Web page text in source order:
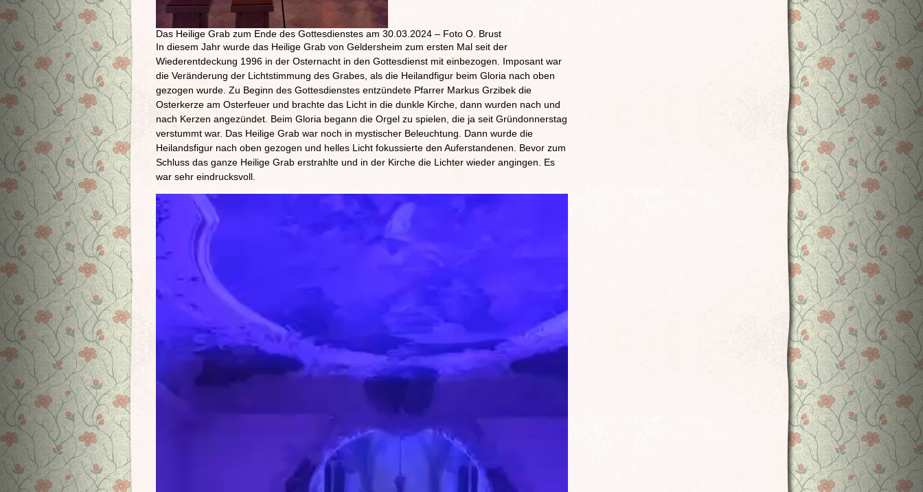
Das Heilige Grab zum Ende des Gottesdienstes am 30.03.2024 – Foto O. Brust
In diesem Jahr wurde das Heilige Grab von Geldersheim zum ersten Mal seit der
Wiederentdeckung 1996 in der Osternacht in den Gottesdienst mit einbezogen. Imposant war
die Veränderung der Lichtstimmung des Grabes, als die Heilandfigur beim Gloria nach oben
gezogen wurde. Zu Beginn des Gottesdienstes entzündete Pfarrer Markus Grzibek die
Osterkerze am Osterfeuer und brachte das Licht in die dunkle Kirche, dann wurden nach und
nach Kerzen angezündet. Beim Gloria begann die Orgel zu spielen, die ja seit Gründonnerstag
verstummt war. Das Heilige Grab war noch in mystischer Beleuchtung. Dann wurde die
Heilandsfigur nach oben gezogen und helles Licht fokussierte den Auferstandenen. Bevor zum
Schluss das ganze Heilige Grab erstrahlte und in der Kirche die Lichter wieder angingen. Es
war sehr eindrucksvoll.